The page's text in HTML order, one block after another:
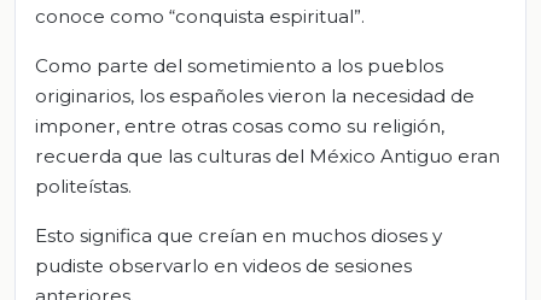
conoce como “conquista espiritual”.
Como parte del sometimiento a los pueblos
originarios, los españoles vieron la necesidad de
imponer, entre otras cosas como su religión,
recuerda que las culturas del México Antiguo eran
politeístas.
Esto significa que creían en muchos dioses y
pudiste observarlo en videos de sesiones